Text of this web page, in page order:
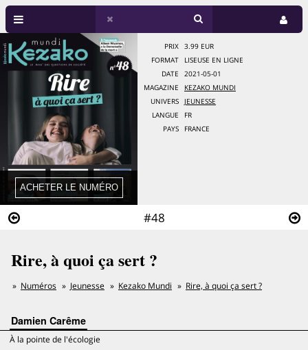
#48
PRIX
3.99 EUR
FORMAT
LISEUSE EN LIGNE
DATE
2021-05-01
MAGAZINE
KEZAKO MUNDI
UNIVERS
JEUNESSE
LANGUE
FR
PAYS
FRANCE
Rire, à quoi ça sert ?
Numéros Jeunesse Kezako Mundi Rire, à quoi ça sert ?
Damien Carême
À la pointe de l'écologie